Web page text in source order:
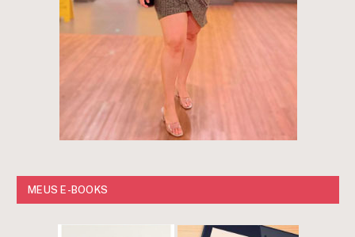
MEUS E-BOOKS